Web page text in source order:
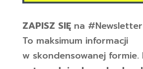
ZAPISZ SIĘ na
To maksimum informacji
w skondensowanej formie.